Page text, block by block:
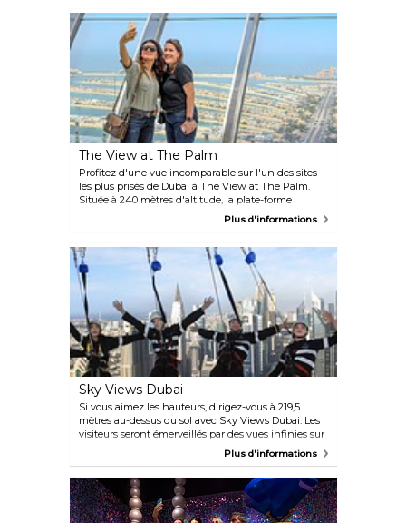
the Top » aux 124e et 148e étages. Il y a également
plus de 1 000 œuvres d'art spécialement
commandées à découvrir dans tout le bâtiment.
The View at The Palm
Profitez d'une vue incomparable sur l'un des sites
les plus prisés de Dubaï à The View at The Palm.
Située à 240 mètres d'altitude, la plate-forme
d'observation offre un panorama époustouflant à
360 degrés sur Palm Jumeirah, les eaux scintillantes
View at The Palm est situé au 52e étage de la Palm
Tower, qui abrite également un café, une exposition
innovante, des tunnels interactifs de type aquarium
et une boutique de souvenirs. Pour une expérience
encore plus en hauteur, passez au niveau supérieur :
à 250 mètres au-dessus du sol, cet espace privé sans
barrières constitue le point de vue le plus élevé de
l'île.
Plus d'informations
Sky Views Dubai
Si vous aimez les hauteurs, dirigez-vous à 219,5
mètres au-dessus du sol avec Sky Views Dubai. Les
visiteurs seront émerveillés par des vues infinies sur
les toits de la ville et une vue aérienne sur le centre-
Address Sky View, cette merveille architecturale
propose trois offres distinctes, pour des expériences
inoubliables : l'Observatoire, le toboggan en verre et
le palpitant Edge Walk.
Plus d'informations